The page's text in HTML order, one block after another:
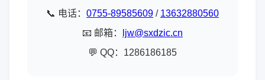
📞 电话： 0755-89585609 / 13632880560
📧 邮箱：
ljw@sxdzic.cn
💬 QQ：1286186185